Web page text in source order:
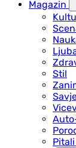
Magazin
Stil